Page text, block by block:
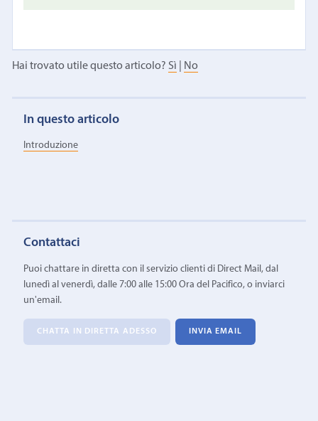
Hai trovato utile questo articolo? Sì No
In questo articolo
Introduzione
Contattaci
Puoi chattare in diretta con il servizio clienti di Direct Mail, dal
lunedì al venerdì, dalle 7:00 alle 15:00 Ora del Pacifico, o inviarci
un'email.
CHATTA IN DIRETTA ADESSO INVIA EMAIL